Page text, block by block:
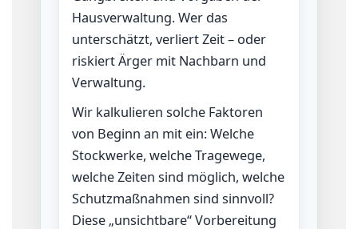
Hausverwaltung. Wer das
unterschätzt, verliert Zeit – oder
riskiert Ärger mit Nachbarn und
Verwaltung.
Wir kalkulieren solche Faktoren
von Beginn an mit ein: Welche
Stockwerke, welche Tragewege,
welche Zeiten sind möglich, welche
Schutzmaßnahmen sind sinnvoll?
Diese „unsichtbare“ Vorbereitung